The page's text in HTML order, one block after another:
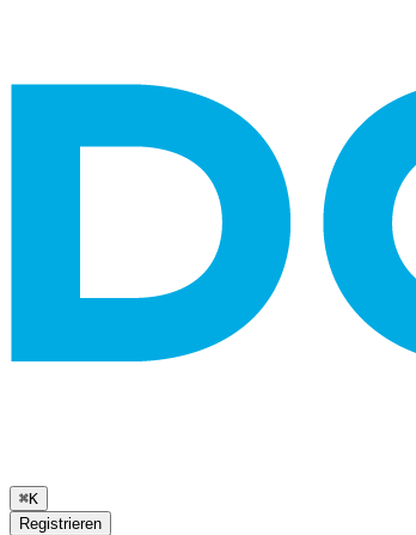
⌘K
Registrieren